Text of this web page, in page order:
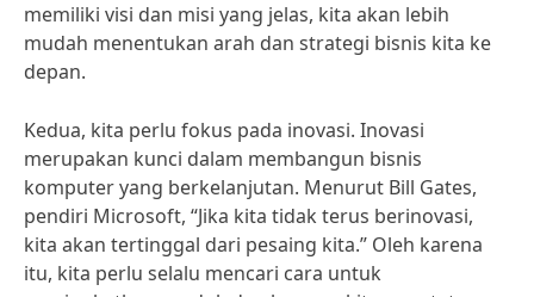
memiliki visi dan misi yang jelas, kita akan lebih
mudah menentukan arah dan strategi bisnis kita ke
depan.
Kedua, kita perlu fokus pada inovasi. Inovasi
merupakan kunci dalam membangun bisnis
komputer yang berkelanjutan. Menurut Bill Gates,
pendiri Microsoft, “Jika kita tidak terus berinovasi,
kita akan tertinggal dari pesaing kita.” Oleh karena
itu, kita perlu selalu mencari cara untuk